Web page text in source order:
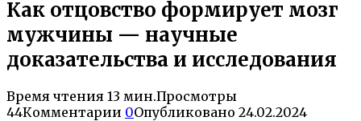
Как отцовство формирует мозг
мужчины — научные
доказательства и исследования
Время чтения 13 мин.Просмотры
44Комментарии 0Опубликовано 24.02.2024